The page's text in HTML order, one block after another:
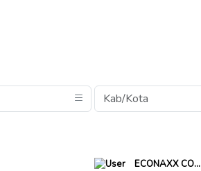
ECONAXX CO...